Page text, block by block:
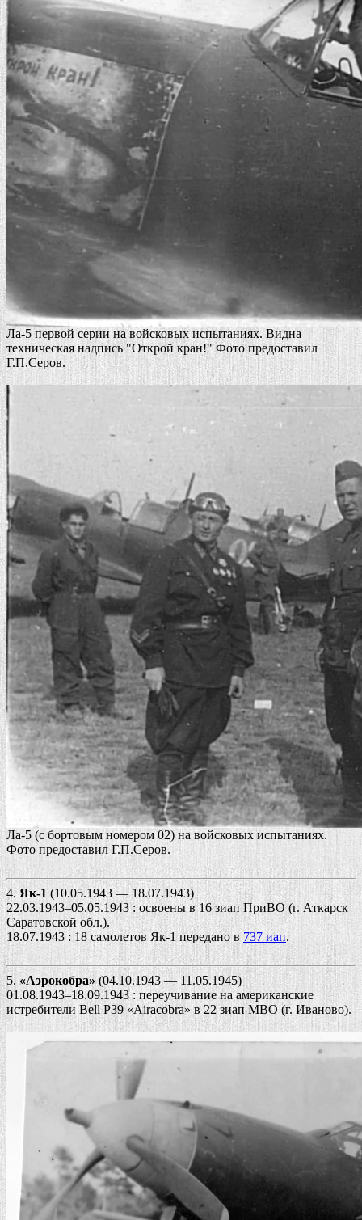
Ла-5 первой серии на войсковых испытаниях. Видна
техническая надпись "Открой кран!" Фото предоставил
Г.П.Серов.
Ла-5 (с бортовым номером 02) на войсковых испытаниях.
Фото предоставил Г.П.Серов.
4.Як-1 (10.05.1943 — 18.07.1943)
22.03.1943–05.05.1943 : освоены в 16 зиап ПриВО (г. Аткарск
Саратовской обл.).
18.07.1943 : 18 самолетов Як-1 передано в737 иап.
5. «Аэрокобра»(04.10.1943 — 11.05.1945)
01.08.1943–18.09.1943 : переучивание на американские
истребители Bell P39 «Airacobra» в 22 зиап МВО (г. Иваново).